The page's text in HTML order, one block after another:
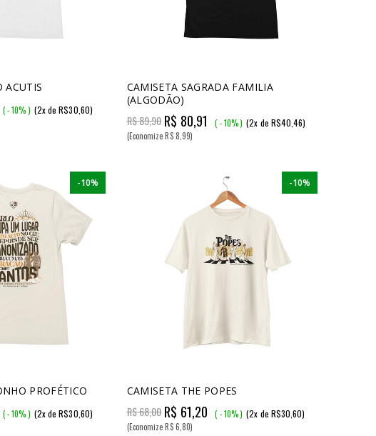
ACUTIS
( - 10% ) (2x de R$30,60)
CAMISETA SAGRADA FAMILIA
(ALGODÃO)
R$ 89,90 R$ 80,91 ( - 10% ) (2x de R$40,46)
(Economize R$ 8,99)
-10%
PROFÉTICO
( - 10% ) (2x de R$30,60)
-10%
CAMISETA THE POPES
R$ 68,00 R$ 61,20 ( - 10% ) (2x de R$30,60)
(Economize R$ 6,80)